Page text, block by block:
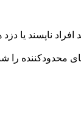
ناپسند یا دزد
محدودکننده را